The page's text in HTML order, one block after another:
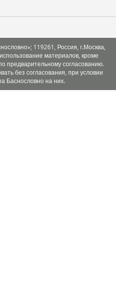
119261, Россия, г.Москва,
материалов, кроме
предварительному согласованию.
без согласования, при условии
Баснословно на них.